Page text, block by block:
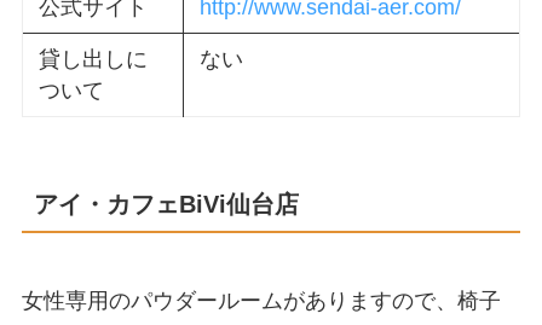
公式サイト http://www.sendai-aer.com/
貸し出しに
ついて
ない
アイ・カフェBiVi仙台店
女性専用のパウダールームがありますので、椅子